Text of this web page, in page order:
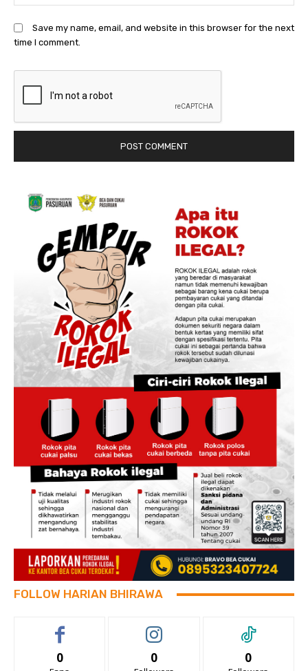
Save my name, email, and website in this browser for the next
time I comment.
FOLLOW HARIAN BHIRAWA
0 0 0